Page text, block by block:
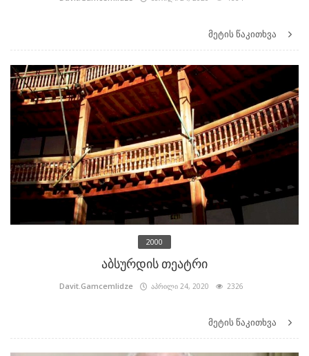
მეტის წაკითხვა
2000
აბსურდის თეატრი
Davit.Gamcemlidze აპრილი 24, 2020 2326
მეტის წაკითხვა